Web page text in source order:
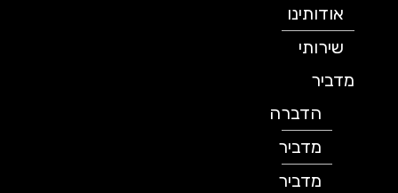
אודותינו
שירותי
מדביר
הדברה
מדביר
מדביר